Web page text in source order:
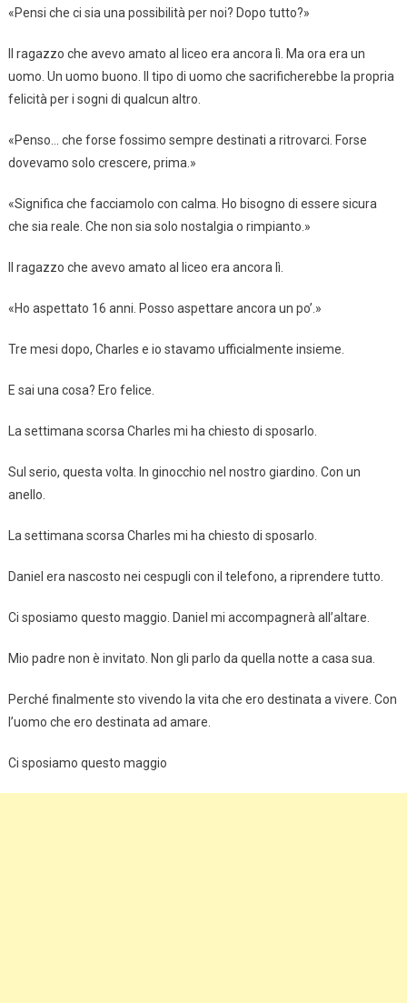
«Pensi che ci sia una possibilità per noi? Dopo tutto?»
Il ragazzo che avevo amato al liceo era ancora lì. Ma ora era un
uomo. Un uomo buono. Il tipo di uomo che sacrificherebbe la propria
felicità per i sogni di qualcun altro.
«Penso… che forse fossimo sempre destinati a ritrovarci. Forse
dovevamo solo crescere, prima.»
«Significa che facciamolo con calma. Ho bisogno di essere sicura
che sia reale. Che non sia solo nostalgia o rimpianto.»
Il ragazzo che avevo amato al liceo era ancora lì.
«Ho aspettato 16 anni. Posso aspettare ancora un po’.»
Tre mesi dopo, Charles e io stavamo ufficialmente insieme.
E sai una cosa? Ero felice.
La settimana scorsa Charles mi ha chiesto di sposarlo.
Sul serio, questa volta. In ginocchio nel nostro giardino. Con un
anello.
La settimana scorsa Charles mi ha chiesto di sposarlo.
Daniel era nascosto nei cespugli con il telefono, a riprendere tutto.
Ci sposiamo questo maggio. Daniel mi accompagnerà all’altare.
Mio padre non è invitato. Non gli parlo da quella notte a casa sua.
Perché finalmente sto vivendo la vita che ero destinata a vivere. Con
l’uomo che ero destinata ad amare.
Ci sposiamo questo maggio